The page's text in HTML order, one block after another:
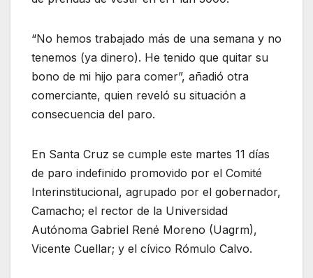
“No hemos trabajado más de una semana y no
tenemos (ya dinero). He tenido que quitar su
bono de mi hijo para comer”, añadió otra
comerciante, quien reveló su situación a
consecuencia del paro.
En Santa Cruz se cumple este martes 11 días
de paro indefinido promovido por el Comité
Interinstitucional, agrupado por el gobernador,
Camacho; el rector de la Universidad
Autónoma Gabriel René Moreno (Uagrm),
Vicente Cuellar; y el cívico Rómulo Calvo.